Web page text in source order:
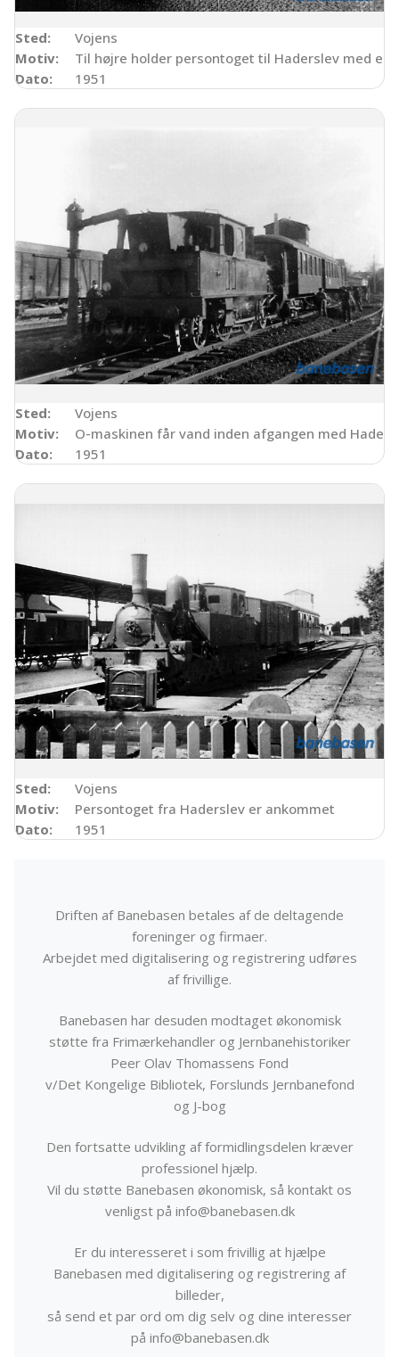
Sted:
Vojens
Motiv:
Til højre holder persontoget til Haderslev med en
Dato:
1951
Sted:
Vojens
Motiv:
O-maskinen får vand inden afgangen med
Dato:
1951
Sted:
Vojens
Motiv:
Persontoget fra Haderslev er ankommet
Dato:
1951
Driften af Banebasen betales af de deltagende
foreninger og firmaer.
Arbejdet med digitalisering og registrering udføres
af frivillige.
Banebasen har desuden modtaget økonomisk
støtte fra Frimærkehandler og Jernbanehistoriker
Peer Olav Thomassens Fond
v/Det Kongelige Bibliotek, Forslunds Jernbanefond
og J-bog
Den fortsatte udvikling af formidlingsdelen kræver
professionel hjælp.
Vil du støtte Banebasen økonomisk, så kontakt os
venligst på info@banebasen.dk
Er du interesseret i som frivillig at hjælpe
Banebasen med digitalisering og registrering af
billeder,
så send et par ord om dig selv og dine interesser
på info@banebasen.dk